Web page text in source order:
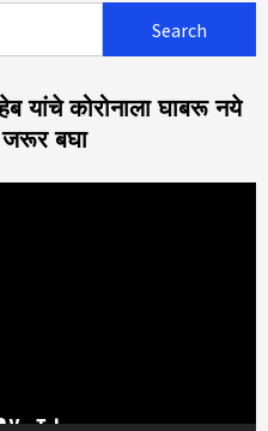
यांचे कोरोनाला घाबरू नये
जरूर बघा